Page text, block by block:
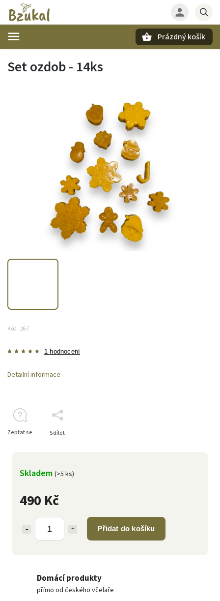
Prázdný košík
Set ozdob - 14ks
Kód: 267
1 hodnocení
490 Kč
Přidat do košíku
Skladem (>5 ks)
Detailní informace
Zeptat se Sdílet
Domácí produkty
přímo od českého včelaře